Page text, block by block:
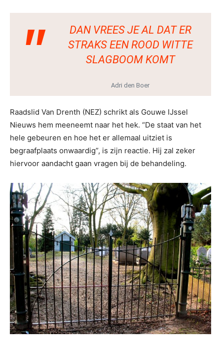
DAN VREES JE AL DAT ER
STRAKS EEN ROOD WITTE
SLAGBOOM KOMT
Adri den Boer
Raadslid Van Drenth (NEZ) schrikt als Gouwe IJssel
Nieuws hem meeneemt naar het hek. “De staat van het
hele gebeuren en hoe het er allemaal uitziet is
begraafplaats onwaardig”, is zijn reactie. Hij zal zeker
hiervoor aandacht gaan vragen bij de behandeling.